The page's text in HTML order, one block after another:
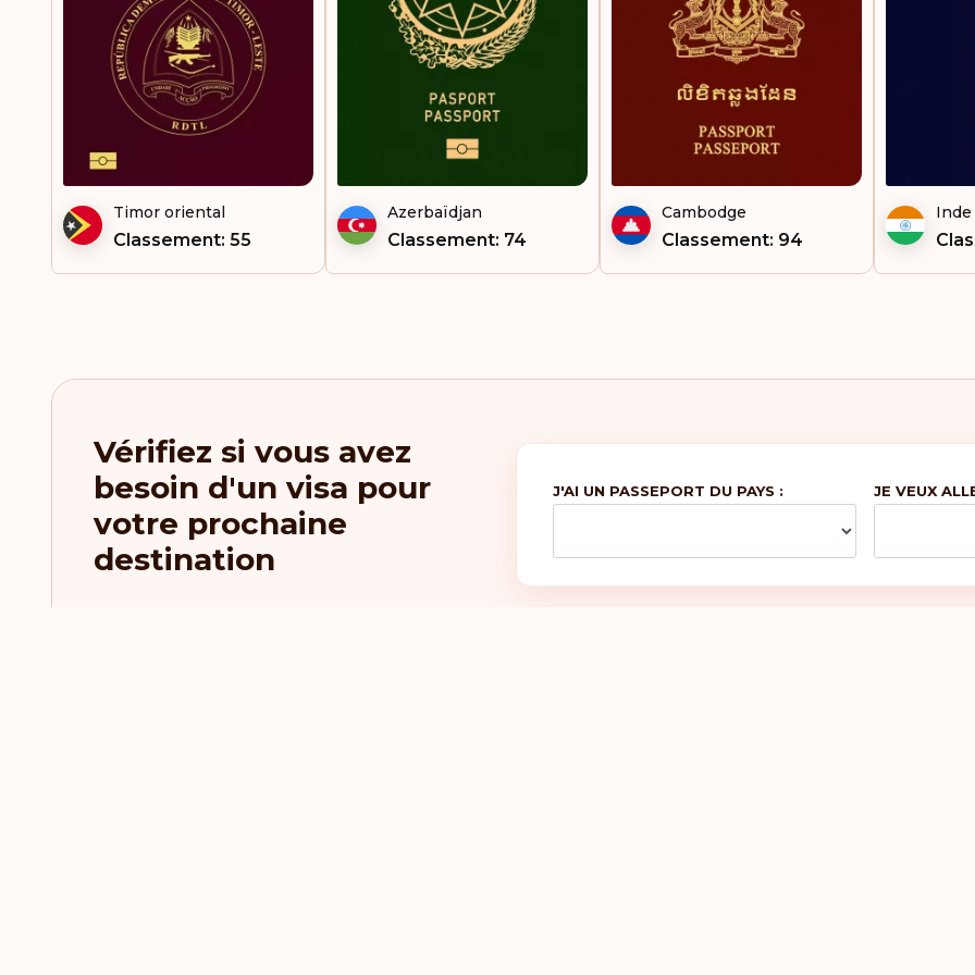
Timor oriental
Classement: 55
Azerbaïdjan
Classement: 74
Cambodge
Classement: 94
Inde
Vérifiez si vous avez
besoin d'un visa pour
votre prochaine
destination
J'AI UN PASSEPORT DU PAYS : JE VEUX